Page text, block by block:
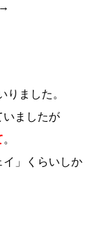
→
りました。
いましたが
。
」くらいしか